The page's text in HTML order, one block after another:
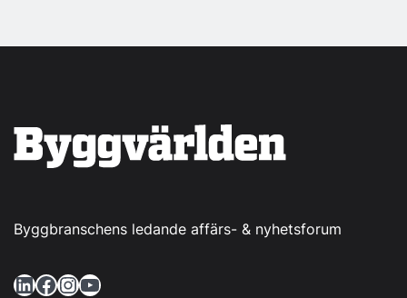
Byggbranschens ledande affärs- & nyhetsforum
LinkedIn Facebook InstagramYouTube